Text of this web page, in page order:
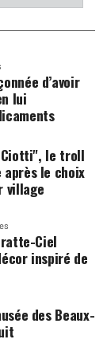
d’avoir
lui
Ciotti", le troll
après le choix
village
Ciel
inspiré de
des Beaux-